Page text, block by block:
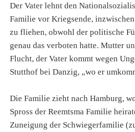
Der Vater lehnt den
Familie vor Kriegsende,
zu fliehen, obwohl der politische
genau das verboten hatte. Mutter
Flucht, der Vater kommt wegen
Stutthof bei Danzig, „wo er
Die Familie zieht nach Hamburg,
Spross der Reemtsma Familie
Zuneigung der Schwiegerfamilie